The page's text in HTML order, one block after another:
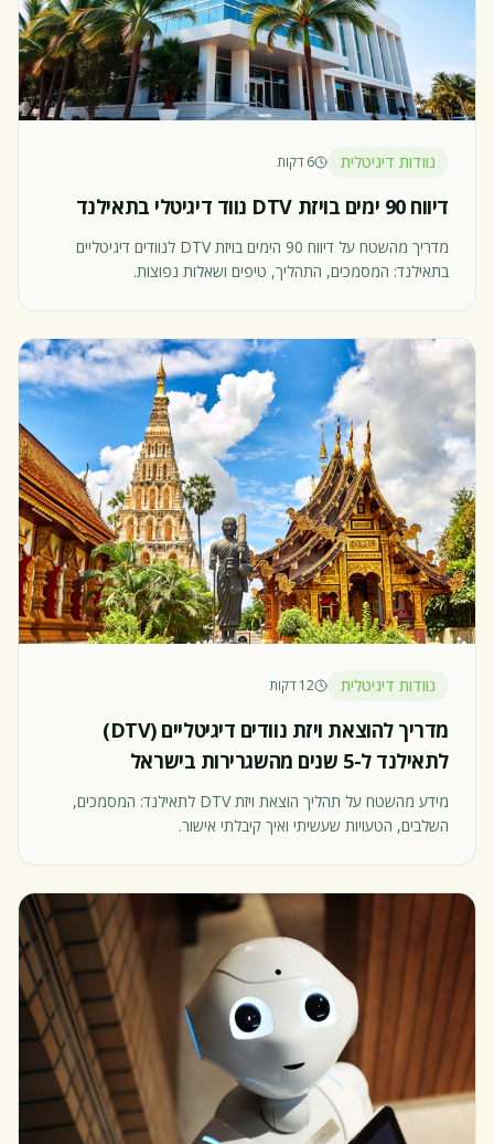
נוודות דיגיטלית 6 דקות
דיווח 90 ימים בויזת DTV נווד דיגיטלי בתאילנד
מדריך מהשטח על דיווח 90 הימים בויזת DTV לנוודים דיגיטליים
בתאילנד: המסמכים, התהליך, טיפים ושאלות נפוצות.
נוודות דיגיטלית 12 דקות
מדריך להוצאת ויזת נוודים דיגיטליים (DTV)
לתאילנד ל-5 שנים מהשגרירות בישראל
מידע מהשטח על תהליך הוצאת ויזת DTV לתאילנד: המסמכים,
השלבים, הטעויות שעשיתי ואיך קיבלתי אישור.